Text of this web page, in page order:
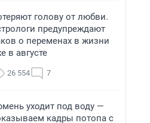
голову от любви.
предупреждают
о переменах в жизни
в августе
26 554 7
уходит под воду —
кадры потопа с